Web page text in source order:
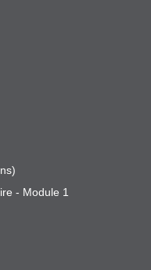
- Module 1